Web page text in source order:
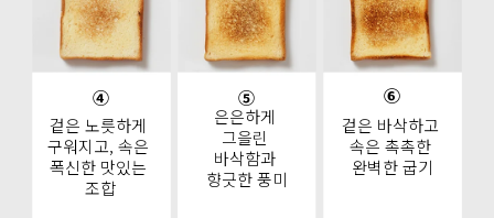
④
겉은 노릇하게
구워지고, 속은
폭신한 맛있는
조합
⑤
은은하게
그을린
바삭함과
향긋한 풍미
⑥
겉은 바삭하고
속은 촉촉한
완벽한 굽기